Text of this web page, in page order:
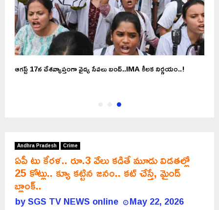
ఆగస్ట్ 17న దేశవ్యాప్తంగా వైద్య సేవలు బంద్..IMA కీలక నిర్ణయం..!
Andhra Pradesh Crime
ఏపీ టు కేరళ.. రూ.3 వేలు కడితే మూడు విడతల్లో
25 కోట్లు.. క్యూ కట్టిన జనం.. కట్ చేస్తే, మైండ్
బ్లాంక్..
bySGS TV NEWS online May 22, 2026